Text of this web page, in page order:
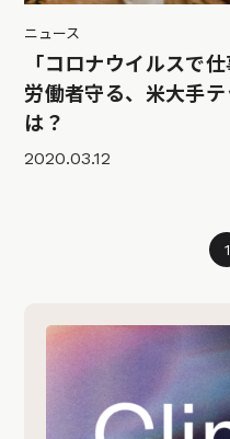
ニュース
「コロナウイルスで
労働者守る、米大手
は？
2020.03.12
1